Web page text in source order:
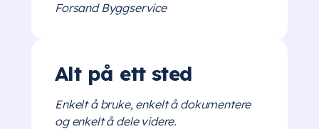
Forsand Byggservice
Alt på ett sted
Enkelt å bruke, enkelt å dokumentere
og enkelt å dele videre.